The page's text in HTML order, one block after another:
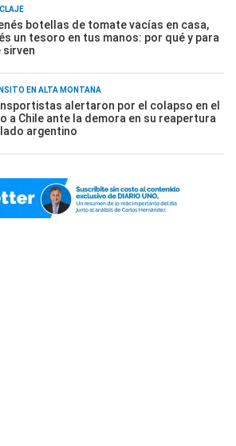
botellas de tomate vacías en casa,
un tesoro en tus manos: por qué y para
sirven
EN ALTA MONTAÑA
alertaron por el colapso en el
a Chile ante la demora en su reapertura
argentino